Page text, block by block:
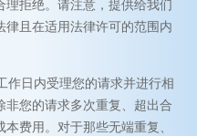
理拒绝。请注意，提供给我们
律且在适用法律许可的范围内
作日内受理您的请求并进行相
非您的请求多次重复、超出合
费用。对于那些无端重复、